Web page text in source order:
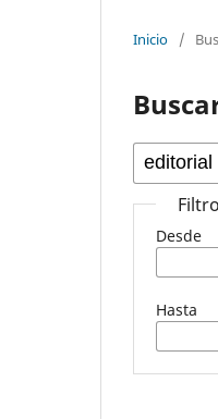
Inicio /
Desde
Hasta